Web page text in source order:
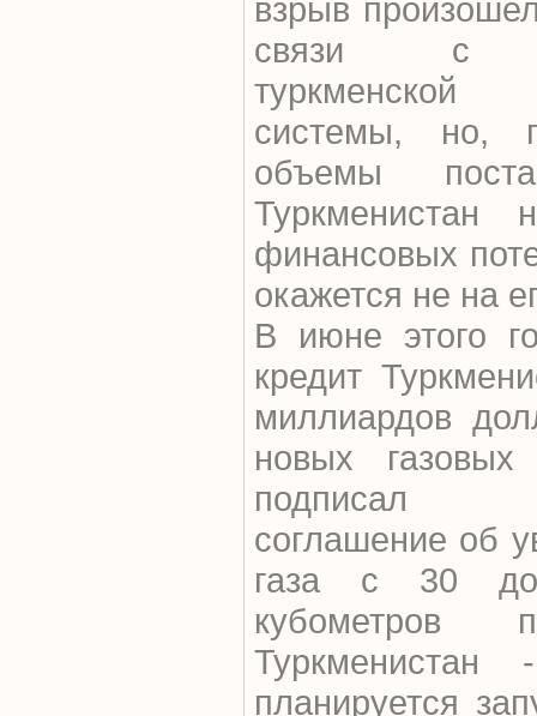
взрыв
связи с
туркменской
системы, но,
объемы
Туркменистан
финансовых
окажется не на
В июне этого
кредит
миллиардов
новых
подписал
соглашение об
газа с 30
кубометров
планируется